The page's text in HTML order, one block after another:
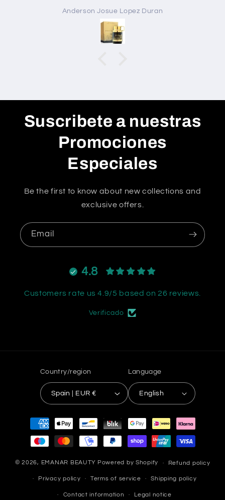
Anónimo
Suscribete a nuestras
Promociones
Especiales
Be the first to know about new collections and
exclusive offers.
Email
4.8
Customers rate us 4.9/5 based on 26 reviews.
Verificado
Country/region
Spain | EUR €
Language
English
Payment
methods
© 2026, EMANAR BEAUTY Powered by Shopify Refund policy
Privacy policy Terms of service Shipping policy
Contact information Legal notice